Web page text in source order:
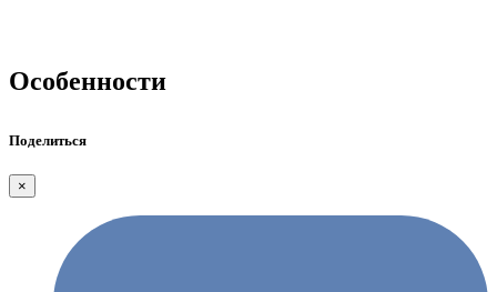
Особенности
Поделиться
×